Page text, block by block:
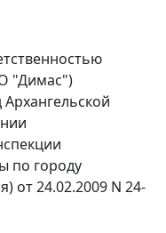
"Димас")
по городу
от 24.02.2009 N 24-